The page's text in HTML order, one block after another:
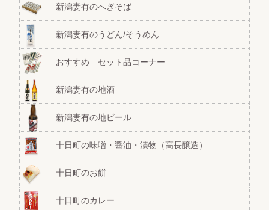
新潟妻有のへぎそば
新潟妻有のうどん/そうめん
おすすめ セット品コーナー
新潟妻有の地酒
新潟妻有の地ビール
十日町の味噌・醤油・漬物（高長醸造）
十日町のお餅
十日町のカレー